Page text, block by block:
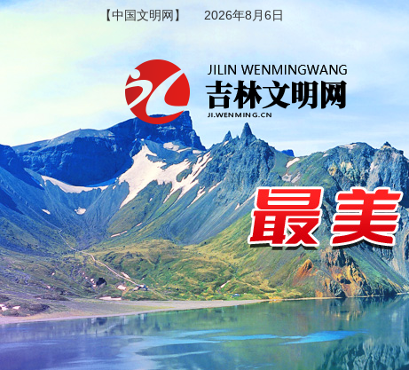
【中国文明网】 2026年8月6日